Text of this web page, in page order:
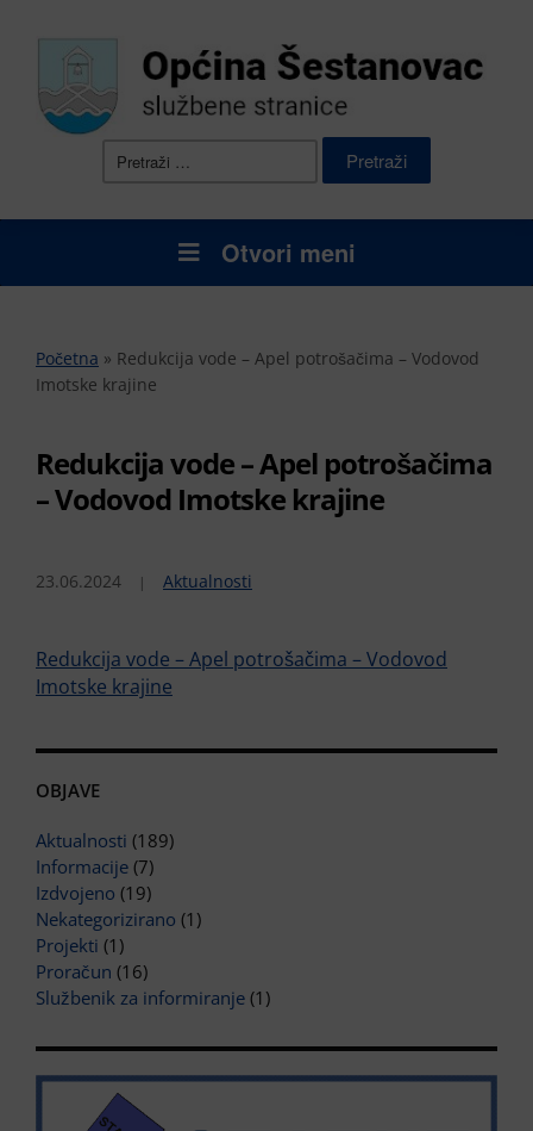
Otvori meni
Početna » Redukcija vode – Apel potrošačima – Vodovod
Imotske krajine
Redukcija vode – Apel potrošačima
– Vodovod Imotske krajine
23.06.2024 Aktualnosti
Redukcija vode – Apel potrošačima – Vodovod
Imotske krajine
OBJAVE
Aktualnosti (189)
Informacije (7)
Izdvojeno (19)
Nekategorizirano (1)
Projekti (1)
Proračun (16)
Službenik za informiranje (1)